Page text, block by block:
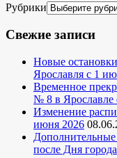
Рубрики
Свежие записи
Новые
Ярославля с 1
Временное
№ 8 в Ярославле
Изменение
июня 2026
после Дня города